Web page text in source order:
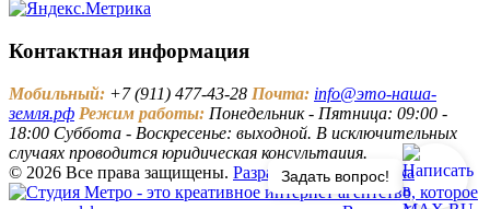
Контактная информация
Мобильный: +7 (911) 477-43-28 Почта: info@это-наша-
земля.рф Режим работы: Понедельник - Пятница: 09:00 -
18:00 Суббота - Воскресенье: выходной. В исключительных
случаях проводится юридическая консультация.
© 2026 Все права защищены. Разработка и поддержка
Задать вопрос!